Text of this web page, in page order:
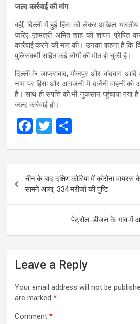
जल्द कार्रवाई की मांग
वहीं, दिल्ली में हुई हिंसा को लेकर अखिल भारतीय
जरिए गृहमंत्री अमित शाह को ज्ञापन प्रेषित
कार्रवाई करने की मांग की। उनका कहना है कि
पुलिसकर्मी सहित कई लोगों की मौत हो चुकी है।
दिल्ली के जाफराबाद, मौजपुर और चांदबाग आदि
नाम पर हिंसा और आगजनी में दर्जनों वाहनों को
है। साथ ही संपत्ति को भी नुकसान पहुंचाया गया
जल्द कार्रवाई हो।
F
b
o
o
T
er e
Post
navigation
चीन के बाद दक्षिण कोरिया में कोरोना वायरस
सामने आया, 334 मरीजों की पुष्टि
पेट्रोल-डीजल के भाव में
Leave a Reply
Your email address will not be
are marked *
Comment *